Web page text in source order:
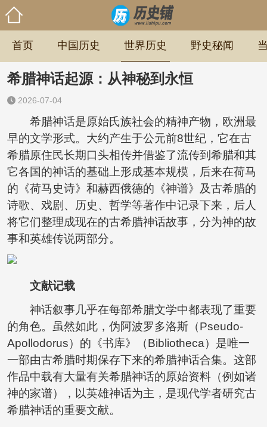
首页 中国历史 世界历史 野史秘闻
希腊神话起源：从神秘到永恒
2026-07-04
希腊神话是原始氏族社会的精神产物，欧洲最
早的文学形式。大约产生于公元前8世纪，它在古
希腊原住民长期口头相传并借鉴了流传到希腊和其
它各国的神话的基础上形成基本规模，后来在荷马
的《荷马史诗》和赫西俄德的《神谱》及古希腊的
诗歌、戏剧、历史、哲学等著作中记录下来，后人
将它们整理成现在的古希腊神话故事，分为神的故
事和英雄传说两部分。
文献记载
神话叙事几乎在每部希腊文学中都表现了重要
的角色。虽然如此，伪阿波罗多洛斯（Pseudo-
Apollodorus）的《书库》（Bibliotheca）是唯一
一部由古希腊时期保存下来的希腊神话合集。这部
作品中载有大量有关希腊神话的原始资料（例如诸
神的家谱），以英雄神话为主，是现代学者研究古
希腊神话的重要文献。